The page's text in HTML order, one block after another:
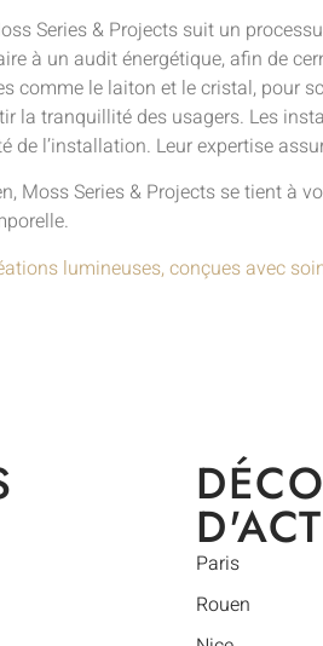
Series & Projects suit un
à un audit énergétique, afin de
comme le laiton et le cristal, pour
la tranquillité des usagers. Les
l’installation. Leur expertise
Series & Projects se tient à
lumineuses, conçues avec
Paris
Rouen